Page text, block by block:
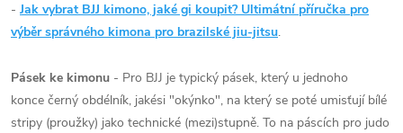
- Jak vybrat BJJ kimono, jaké gi koupit? Ultimátní příručka pro
výběr správného kimona pro brazilské jiu-jitsu.
Pásek ke kimonu - Pro BJJ je typický pásek, který u jednoho
konce černý obdélník, jakési "okýnko", na který se poté umisťují bílé
stripy (proužky) jako technické (mezi)stupně. To na páscích pro judo